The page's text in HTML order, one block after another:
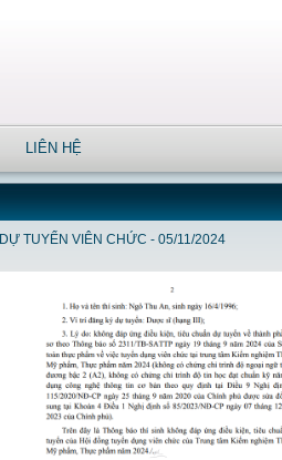
LIÊN HỆ
TUYỂN VIÊN CHỨC - 05/11/2024